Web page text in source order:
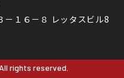
１６－８ レッタスビル8
rights reserved.